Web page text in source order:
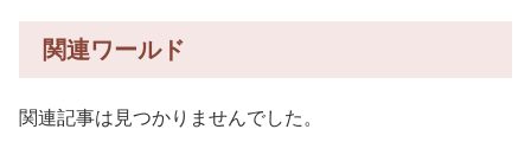
関連ワールド
関連記事は見つかりませんでした。